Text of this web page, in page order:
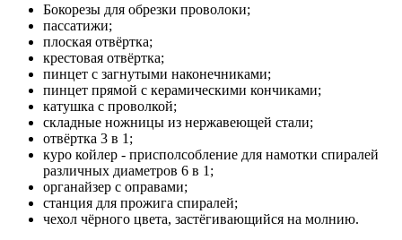
Бокорезы для обрезки проволоки;
пассатижи;
плоская отвёртка;
крестовая отвёртка;
пинцет с загнутыми наконечниками;
пинцет прямой с керамическими кончиками;
катушка с проволкой;
складные ножницы из нержавеющей стали;
отвёртка 3 в 1;
куро койлер - присполсобление для намотки спиралей
различных диаметров 6 в 1;
органайзер с оправами;
станция для прожига спиралей;
чехол чёрного цвета, застёгивающийся на молнию.